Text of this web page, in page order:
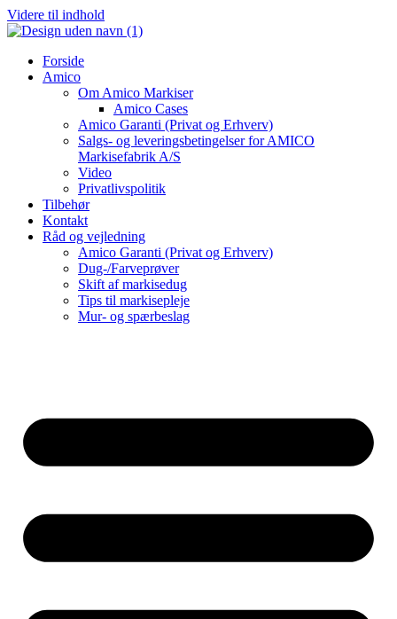
Videre til indhold
Forside
Amico
Om Amico Markiser
Amico Cases
Amico Garanti (Privat og Erhverv)
Salgs- og leveringsbetingelser for AMICO
Markisefabrik A/S
Video
Privatlivspolitik
Tilbehør
Kontakt
Råd og vejledning
Amico Garanti (Privat og Erhverv)
Dug-/Farveprøver
Skift af markisedug
Tips til markisepleje
Mur- og spærbeslag